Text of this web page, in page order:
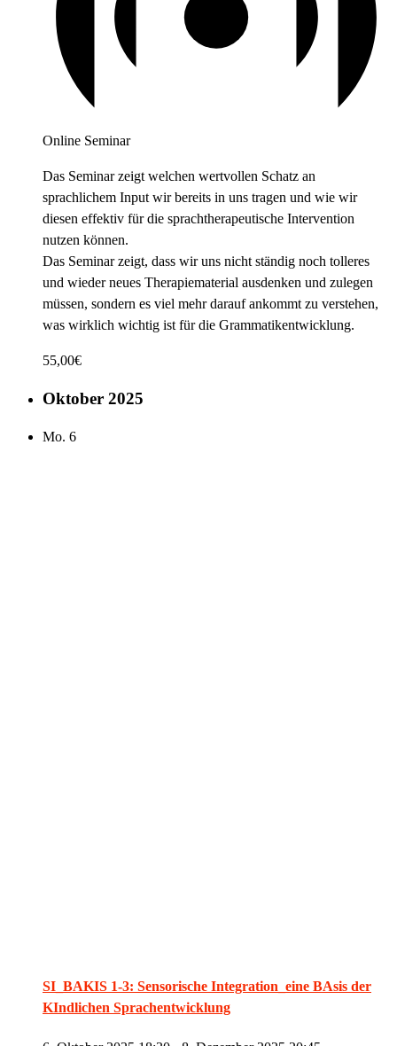
Online Seminar
Das Seminar zeigt welchen wertvollen Schatz an
sprachlichem Input wir bereits in uns tragen und wie wir
diesen effektiv für die sprachtherapeutische Intervention
nutzen können.
Das Seminar zeigt, dass wir uns nicht ständig noch tolleres
und wieder neues Therapiematerial ausdenken und zulegen
müssen, sondern es viel mehr darauf ankommt zu verstehen,
was wirklich wichtig ist für die Grammatikentwicklung.
55,00€
Oktober 2025
Mo. 6
SI_BAKIS 1-3: Sensorische Integration_eine BAsis der
KIndlichen Sprachentwicklung